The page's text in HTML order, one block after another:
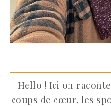
Hello ! Ici on
coups de cœur, les